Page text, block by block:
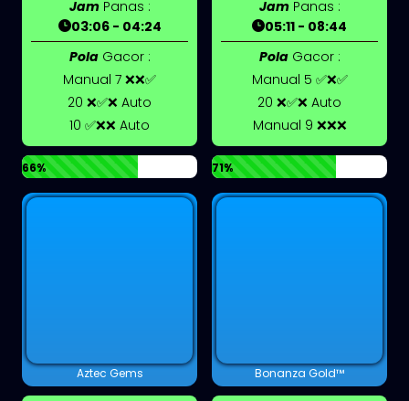
JamPanas :
03:06 - 04:24
PolaGacor :
Manual 7 ❌❌✅
20 ❌✅❌ Auto
10 ✅❌❌ Auto
66%
JamPanas :
05:11 - 08:44
PolaGacor :
Manual 5 ✅❌✅
20 ❌✅❌ Auto
Manual 9 ❌❌❌
71%
Aztec Gems Bonanza Gold™